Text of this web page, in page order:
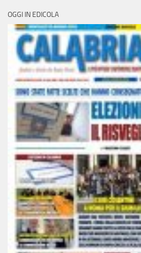
OGGI IN EDICOLA